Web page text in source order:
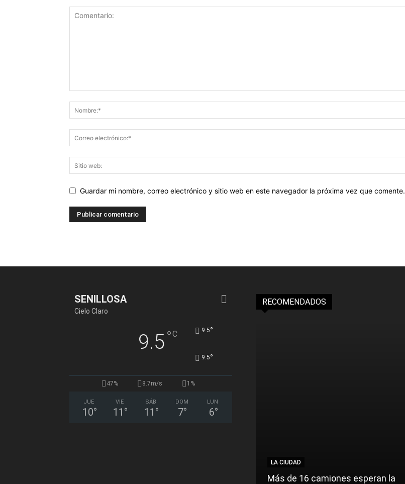
Guardar mi nombre, correo electrónico y sitio web en este navegador la próxima vez que comente.
SENILLOSA
Cielo Claro
9.5°C 9.5°
9.5°
47% 8.7m/s 1%
JUE
10°
VIE
11 °
SÁB
11 °
DOM
7°
LUN
6°
RECOMENDADOS
LA CIUDAD
Más de 16 camiones esperan la